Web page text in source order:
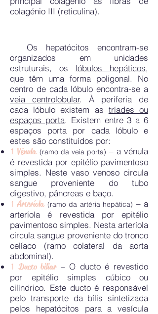
colagénio III (reticulina).
Os hepatócitos encontram-se
organizados em unidades
estruturais, os lóbulos hepáticos,
que têm uma forma poligonal. No
centro de cada lóbulo encontra-se a
veia centrolobular. À periferia de
cada lóbulo existem as tríades ou
espaços porta. Existem entre 3 a 6
espaços porta por cada lóbulo e
estes são constituídos por:
1Vénula (ramo da veia porta) – a vénula
é revestida por epitélio pavimentoso
simples. Neste vaso venoso circula
sangue proveniente do tubo
digestivo, pâncreas e baço.
1Arteríola (ramo da artéria hepática) – a
arteríola é revestida por epitélio
pavimentoso simples. Nesta arteríola
circula sangue proveniente do tronco
celíaco (ramo colateral da aorta
abdominal).
1Ducto biliar – O ducto é revestido
por epitélio simples cúbico ou
cilíndrico. Este ducto é responsável
pelo transporte da bílis sintetizada
pelos hepatócitos para a vesícula